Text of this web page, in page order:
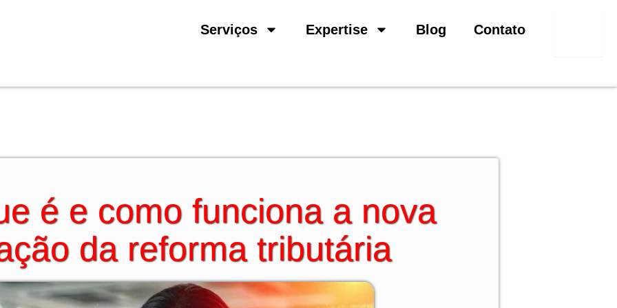
Serviços Expertise Blog Contato
é e como funciona a nova
da reforma tributária